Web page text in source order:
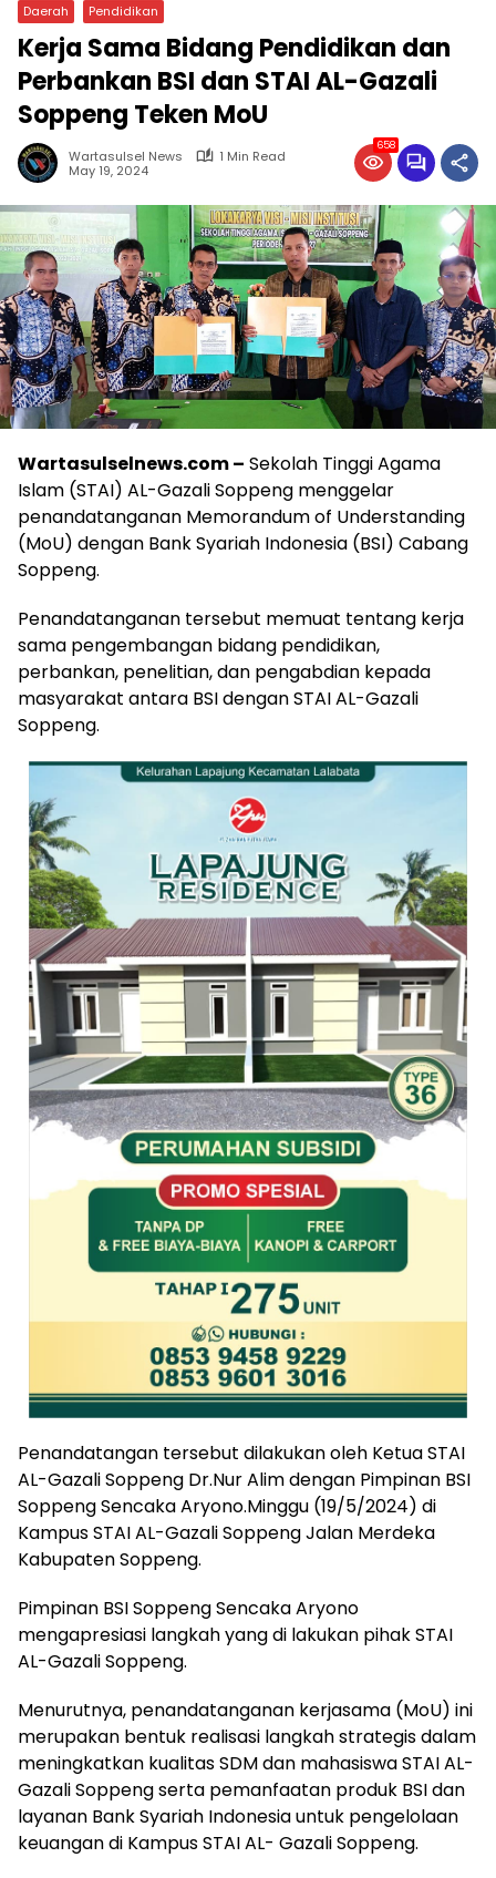
Daerah Pendidikan
Kerja Sama Bidang Pendidikan dan
Perbankan BSI dan STAI AL-Gazali
Soppeng Teken MoU
Wartasulsel News
1 Min Read
May 19, 2024
658
Wartasulselnews.com – Sekolah Tinggi Agama
Islam (STAI) AL-Gazali Soppeng menggelar
penandatanganan Memorandum of Understanding
(MoU) dengan Bank Syariah Indonesia (BSI) Cabang
Soppeng.
Penandatanganan tersebut memuat tentang kerja
sama pengembangan bidang pendidikan,
perbankan, penelitian, dan pengabdian kepada
masyarakat antara BSI dengan STAI AL-Gazali
Soppeng.
Penandatangan tersebut dilakukan oleh Ketua STAI
AL-Gazali Soppeng Dr.Nur Alim dengan Pimpinan BSI
Soppeng Sencaka Aryono.Minggu (19/5/2024) di
Kampus STAI AL-Gazali Soppeng Jalan Merdeka
Kabupaten Soppeng.
Pimpinan BSI Soppeng Sencaka Aryono
mengapresiasi langkah yang di lakukan pihak STAI
AL-Gazali Soppeng.
Menurutnya, penandatanganan kerjasama (MoU) ini
merupakan bentuk realisasi langkah strategis dalam
meningkatkan kualitas SDM dan mahasiswa STAI AL-
Gazali Soppeng serta pemanfaatan produk BSI dan
layanan Bank Syariah Indonesia untuk pengelolaan
keuangan di Kampus STAI AL- Gazali Soppeng.